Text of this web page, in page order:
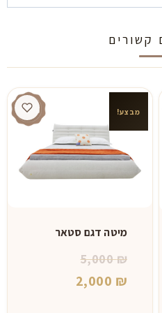
קשורים
מבצע!
מיטה דגם סטאר
5,000₪
המחיר
המקורי2,000 ₪